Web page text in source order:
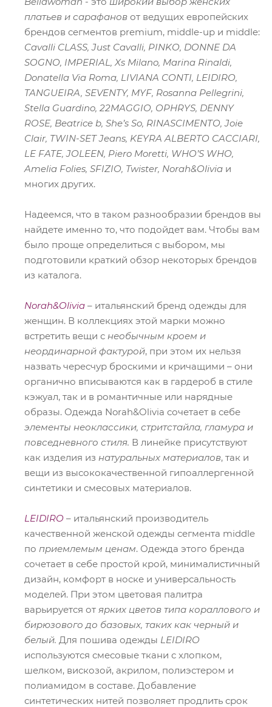
платьев и сарафанов от ведущих европейских
брендов сегментов premium, middle-up и middle:
Cavalli CLASS, Just Cavalli, PINKO, DONNE DA
SOGNO, IMPERIAL, Xs Milano, Marina Rinaldi,
Donatella Via Roma, LIVIANA CONTI, LEIDIRO,
TANGUEIRA, SEVENTY, MYF, Rosanna Pellegrini,
Stella Guardino, 22MAGGIO, OPHRYS, DENNY
ROSE, Beatrice b, She’s So, RINASCIMENTO, Joie
Clair, TWIN-SET Jeans, KEYRA ALBERTO CACCIARI,
LE FATE, JOLEEN, Piero Moretti, WHO’S WHO,
Amelia Folies, SFIZIO, Twister, Norah&Olivia и
многих других.
Надеемся, что в таком разнообразии брендов вы
найдете именно то, что подойдет вам. Чтобы вам
было проще определиться с выбором, мы
подготовили краткий обзор некоторых брендов
из каталога.
Norah&Olivia – итальянский бренд одежды для
женщин. В коллекциях этой марки можно
встретить вещи с необычным кроем и
неординарной фактурой, при этом их нельзя
назвать чересчур броскими и кричащими – они
органично вписываются как в гардероб в стиле
кэжуал, так и в романтичные или нарядные
образы. Одежда Norah&Olivia сочетает в себе
элементы неоклассики, стритстайла, гламура и
повседневного стиля. В линейке присутствуют
как изделия из натуральных материалов, так и
вещи из высококачественной гипоаллергенной
синтетики и смесовых материалов.
LEIDIRO – итальянский производитель
качественной женской одежды сегмента middle
по приемлемым ценам. Одежда этого бренда
сочетает в себе простой крой, минималистичный
дизайн, комфорт в носке и универсальность
моделей. При этом цветовая палитра
варьируется от ярких цветов типа кораллового и
бирюзового до базовых, таких как черный и
белый. Для пошива одежды LEIDIRO
используются смесовые ткани с хлопком,
шелком, вискозой, акрилом, полиэстером и
полиамидом в составе. Добавление
синтетических нитей позволяет продлить срок